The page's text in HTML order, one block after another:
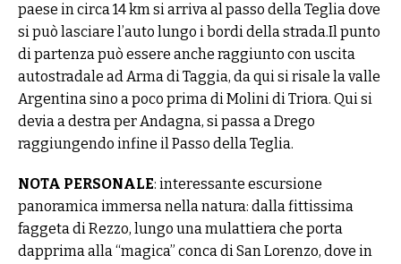
paese in circa 14 km si arriva al passo della Teglia dove
si può lasciare l’auto lungo i bordi della strada.Il punto
di partenza può essere anche raggiunto con uscita
autostradale ad Arma di Taggia, da qui si risale la valle
Argentina sino a poco prima di Molini di Triora. Qui si
devia a destra per Andagna, si passa a Drego
raggiungendo infine il Passo della Teglia.
NOTA PERSONALE: interessante escursione
panoramica immersa nella natura: dalla fittissima
faggeta di Rezzo, lungo una mulattiera che porta
dapprima alla “magica” conca di San Lorenzo, dove in